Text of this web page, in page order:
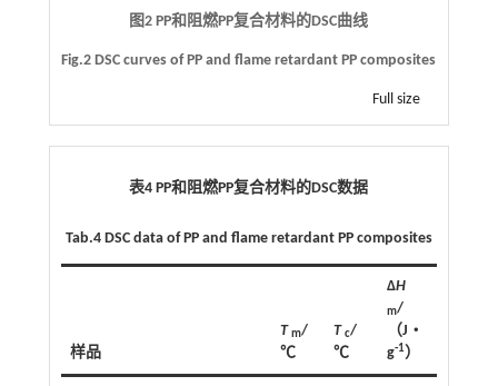
图2 PP和阻燃PP复合材料的DSC曲线
Fig.2 DSC curves of PP and flame retardant PP composites
Full size
表4 PP和阻燃PP复合材料的DSC数据
Tab.4 DSC data of PP and flame retardant PP composites
样品
T m/
℃
T c/
℃
ΔH
m/
（J‧
g-1）